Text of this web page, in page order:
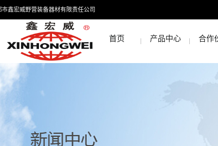
市鑫宏威野营装备器材有限责任公司
首页 产品中心 合作